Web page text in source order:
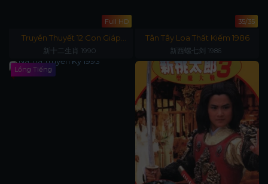
Full HD
Truyền Thuyết 12 Con Giáp
1990
新十二生肖 1990
35/35
Tân Tây Loa Thất Kiếm 1986
新西螺七剑 1986
Lồng Tiếng